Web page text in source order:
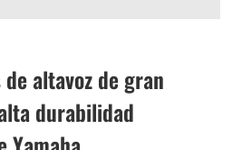
altavoz de gran
durabilidad